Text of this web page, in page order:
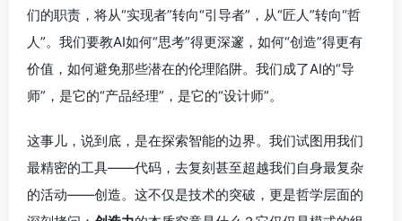
们的职责，将从“实现者”转向“引导者”，从“匠人”转向“哲
人”。我们要教AI如何“思考”得更深邃，如何“创造”得更有
价值，如何避免那些潜在的伦理陷阱。我们成了AI的“导
师”，是它的“产品经理”，是它的“设计师”。
这事儿，说到底，是在探索智能的边界。我们试图用我们
最精密的工具——代码，去复刻甚至超越我们自身最复杂
的活动——创造。这不仅是技术的突破，更是哲学层面的